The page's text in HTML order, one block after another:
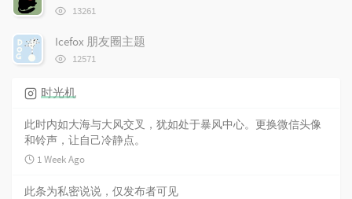
l
s
浏
次
数:
13261
Icefox 朋友圈主题
浏
数:
12571
时光机
此时内如大海与大风交叉，犹如处于暴风中心。更换微信头像
和铃声，让自己冷静点。
1 Week Ago
此条为私密说说，仅发布者可见